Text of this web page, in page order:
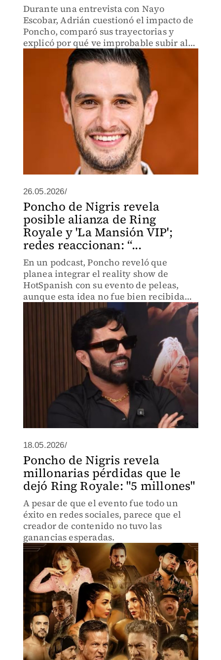
Durante una entrevista con Nayo
Escobar, Adrián cuestionó el impacto de
Poncho, comparó sus trayectorias y
explicó por qué ve improbable subir al
26.05.2026/
Poncho de Nigris revela
posible alianza de Ring
Royale y 'La Mansión VIP';
redes reaccionan: “...
En un podcast, Poncho reveló que
planea integrar el reality show de
HotSpanish con su evento de peleas,
aunque esta idea no fue bien recibida
por los internautas.
18.05.2026/
Poncho de Nigris revela
millonarias pérdidas que le
dejó Ring Royale: "5 millones"
A pesar de que el evento fue todo un
éxito en redes sociales, parece que el
creador de contenido no tuvo las
ganancias esperadas.